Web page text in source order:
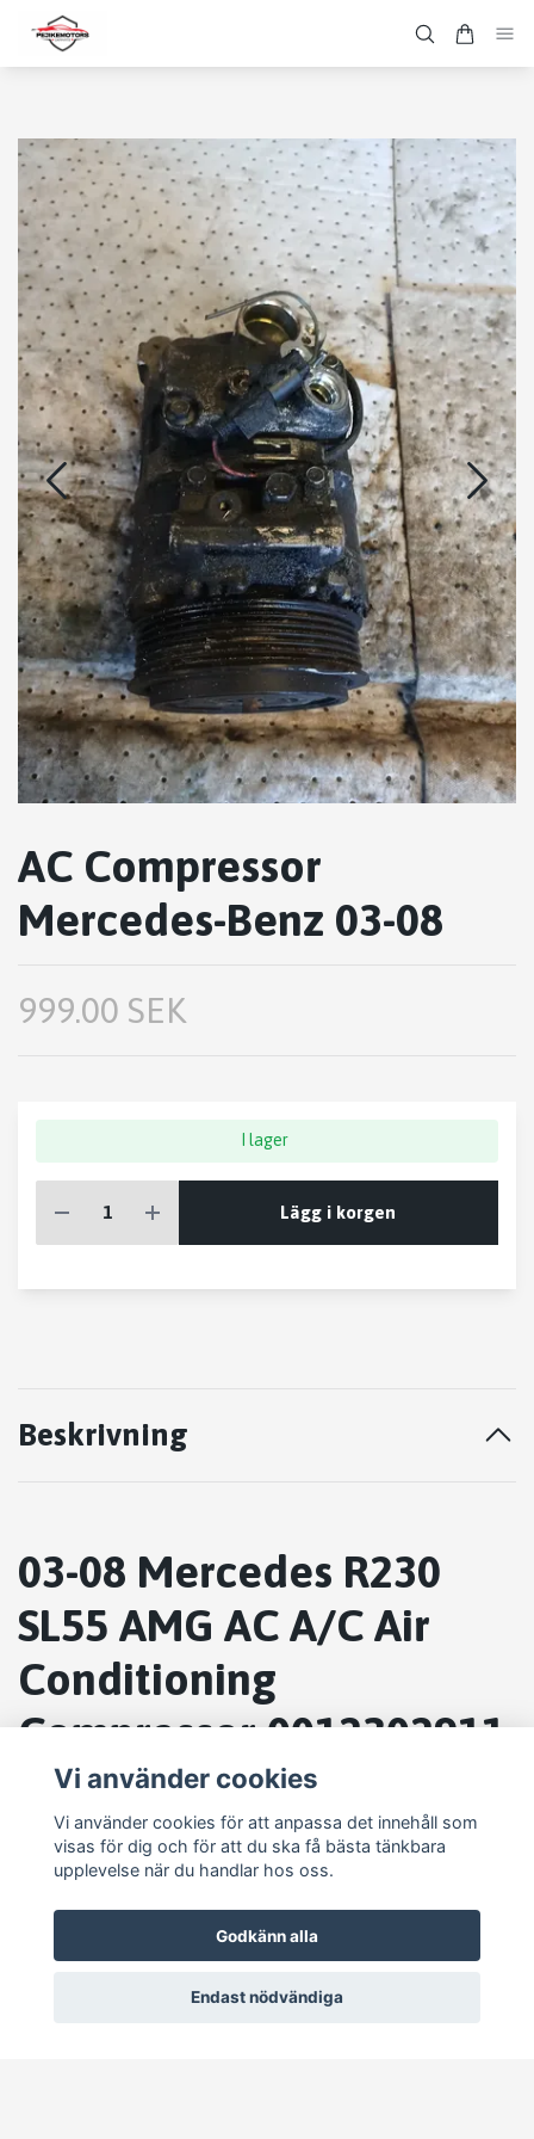
AC Compressor
Mercedes-Benz 03-08
999.00 SEK
I lager
Lägg i korgen
Beskrivning
03-08 Mercedes R230
SL55 AMG AC A/C Air
Conditioning
Compressor 0012302911
OEM
Vi använder cookies
Vi använder cookies för att anpassa det innehåll som
visas för dig och för att du ska få bästa tänkbara
upplevelse när du handlar hos oss.
Godkänn alla
Endast nödvändiga